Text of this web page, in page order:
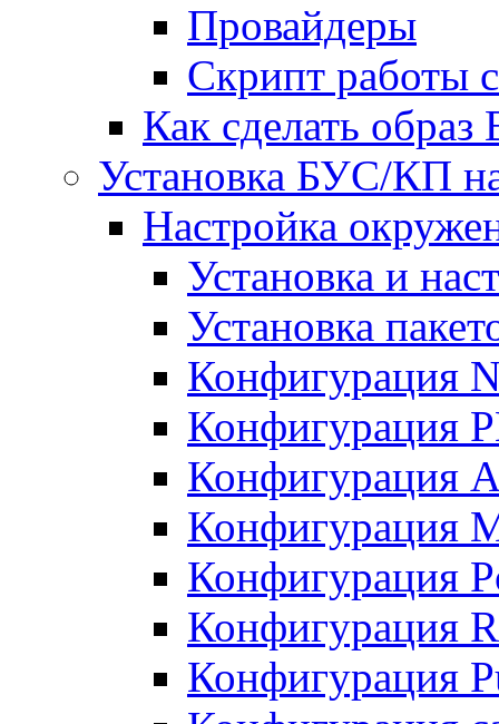
Провайдеры
Скрипт работы
Как сделать
Установка БУС/КП
Настройка
Установка и
Установка
Конфигурация
Конфигурация
Конфигурация
Конфигурация
Конфигурация
Конфигурация
Конфигурация